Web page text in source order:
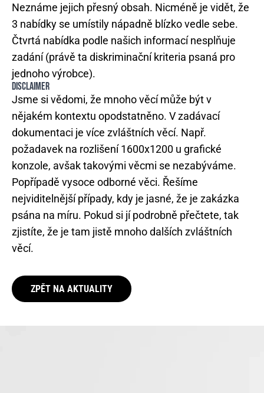
Neznáme jejich přesný obsah. Nicméně je vidět, že
3 nabídky se umístily nápadně blízko vedle sebe.
Čtvrtá nabídka podle našich informací nesplňuje
zadání (právě ta diskriminační kriteria psaná pro
jednoho výrobce).
DISCLAIMER
Jsme si vědomi, že mnoho věcí může být v
nějakém kontextu opodstatněno. V zadávací
dokumentaci je více zvláštních věcí. Např.
požadavek na rozlišení 1600x1200 u grafické
konzole, avšak takovými věcmi se nezabýváme.
Popřípadě vysoce odborné věci. Řešíme
nejviditelnější případy, kdy je jasné, že je zakázka
psána na míru. Pokud si jí podrobně přečtete, tak
zjistíte, že je tam jistě mnoho dalších zvláštních
věcí.
ZPĚT NA AKTUALITY